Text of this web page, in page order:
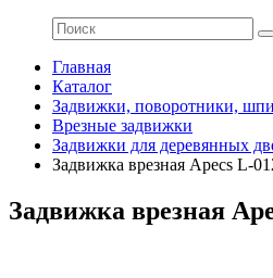
Главная
Каталог
Задвижки, поворотники,
Врезные задвижки
Задвижки для деревянных
Задвижка врезная Apecs L-
Задвижка врезная